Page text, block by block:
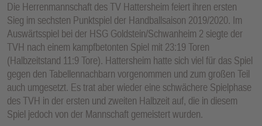
Die Herrenmannschaft des TV Hattersheim feiert ihren ersten
Sieg im sechsten Punktspiel der Handballsaison 2019/2020. Im
Auswärtsspiel bei der HSG Goldstein/Schwanheim 2 siegte der
TVH nach einem kampfbetonten Spiel mit 23:19 Toren
(Halbzeitstand 11:9 Tore). Hattersheim hatte sich viel für das Spiel
gegen den Tabellennachbarn vorgenommen und zum großen Teil
auch umgesetzt. Es trat aber wieder eine schwächere Spielphase
des TVH in der ersten und zweiten Halbzeit auf, die in diesem
Spiel jedoch von der Mannschaft gemeistert wurden.